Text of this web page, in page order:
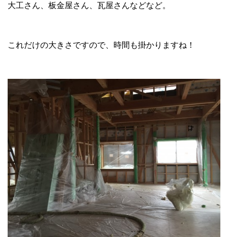
大工さん、板金屋さん、瓦屋さんなどなど。
これだけの大きさですので、時間も掛かりますね！